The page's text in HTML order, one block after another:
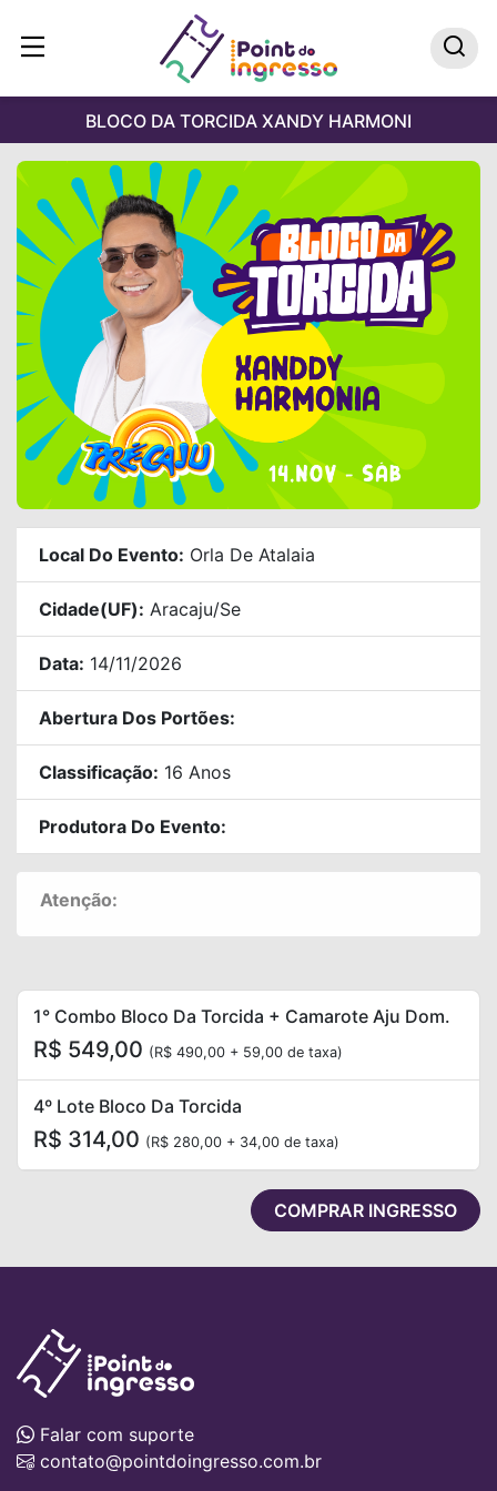
BLOCO DA TORCIDA XANDY HARMONI
Local Do Evento: Orla De Atalaia
Cidade(UF): Aracaju/se
Data: 14/11/2026
Abertura Dos Portões:
Classificação: 16 Anos
Produtora Do Evento:
Atenção:
1° Combo Bloco Da Torcida + Camarote Aju Dom.
R$ 549,00 (R$ 490,00 + 59,00 de taxa)
4º Lote Bloco Da Torcida
R$ 314,00 (R$ 280,00 + 34,00 de taxa)
COMPRAR INGRESSO
Falar com suporte
contato@pointdoingresso.com.br